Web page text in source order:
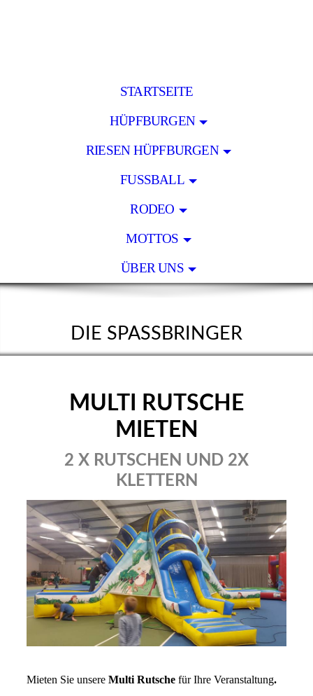
STARTSEITE
HÜPFBURGEN
RIESEN HÜPFBURGEN
FUSSBALL
RODEO
MOTTOS
ÜBER UNS
DIE SPASSBRINGER
MULTI RUTSCHE
MIETEN
2 X RUTSCHEN UND 2X
KLETTERN
Mieten Sie unsere Multi Rutsche für Ihre Veranstaltung.